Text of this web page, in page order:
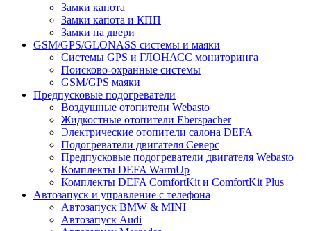
Замки капота
Замки капота и КПП
Замки на двери
GSM/GPS/GLONASS системы и маяки
Системы GPS и ГЛОНАСС мониторинга
Поисково-охранные системы
GSM/GPS маяки
Предпусковые подогреватели
Воздушные отопители Webasto
Жидкостные отопители Eberspacher
Электрические отопители салона DEFA
Подогреватели двигателя Северс
Предпусковые подогреватели двигателя Webasto
Комплекты DEFA WarmUp
Комплекты DEFA ComfortKit и ComfortKit Plus
Автозапуск и управление с телефона
Автозапуск BMW & MINI
Автозапуск Audi